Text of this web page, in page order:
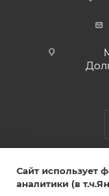
ИНН
Сайт использует
аналитики (в